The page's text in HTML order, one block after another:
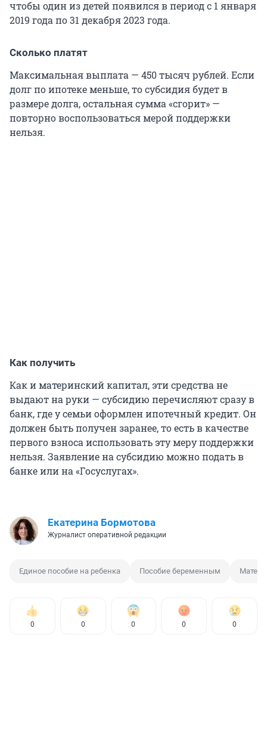
чтобы один из детей появился в период с 1 января
2019 года по 31 декабря 2023 года.
Сколько платят
Максимальная выплата — 450 тысяч рублей. Если
долг по ипотеке меньше, то субсидия будет в
размере долга, остальная сумма «сгорит» —
повторно воспользоваться мерой поддержки
нельзя.
Как получить
Как и материнский капитал, эти средства не
выдают на руки — субсидию перечисляют сразу в
банк, где у семьи оформлен ипотечный кредит. Он
должен быть получен заранее, то есть в качестве
первого взноса использовать эту меру поддержки
нельзя. Заявление на субсидию можно подать в
банке или на «Госуслугах».
Екатерина Бормотова
Журналист оперативной редакции
Единое пособие на ребенка Пособие беременным
0 0 0 0 0